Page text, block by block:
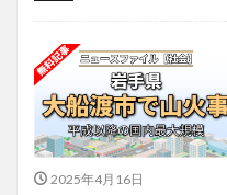
投稿
学び
マンガ
電子書籍
2025年4月16日